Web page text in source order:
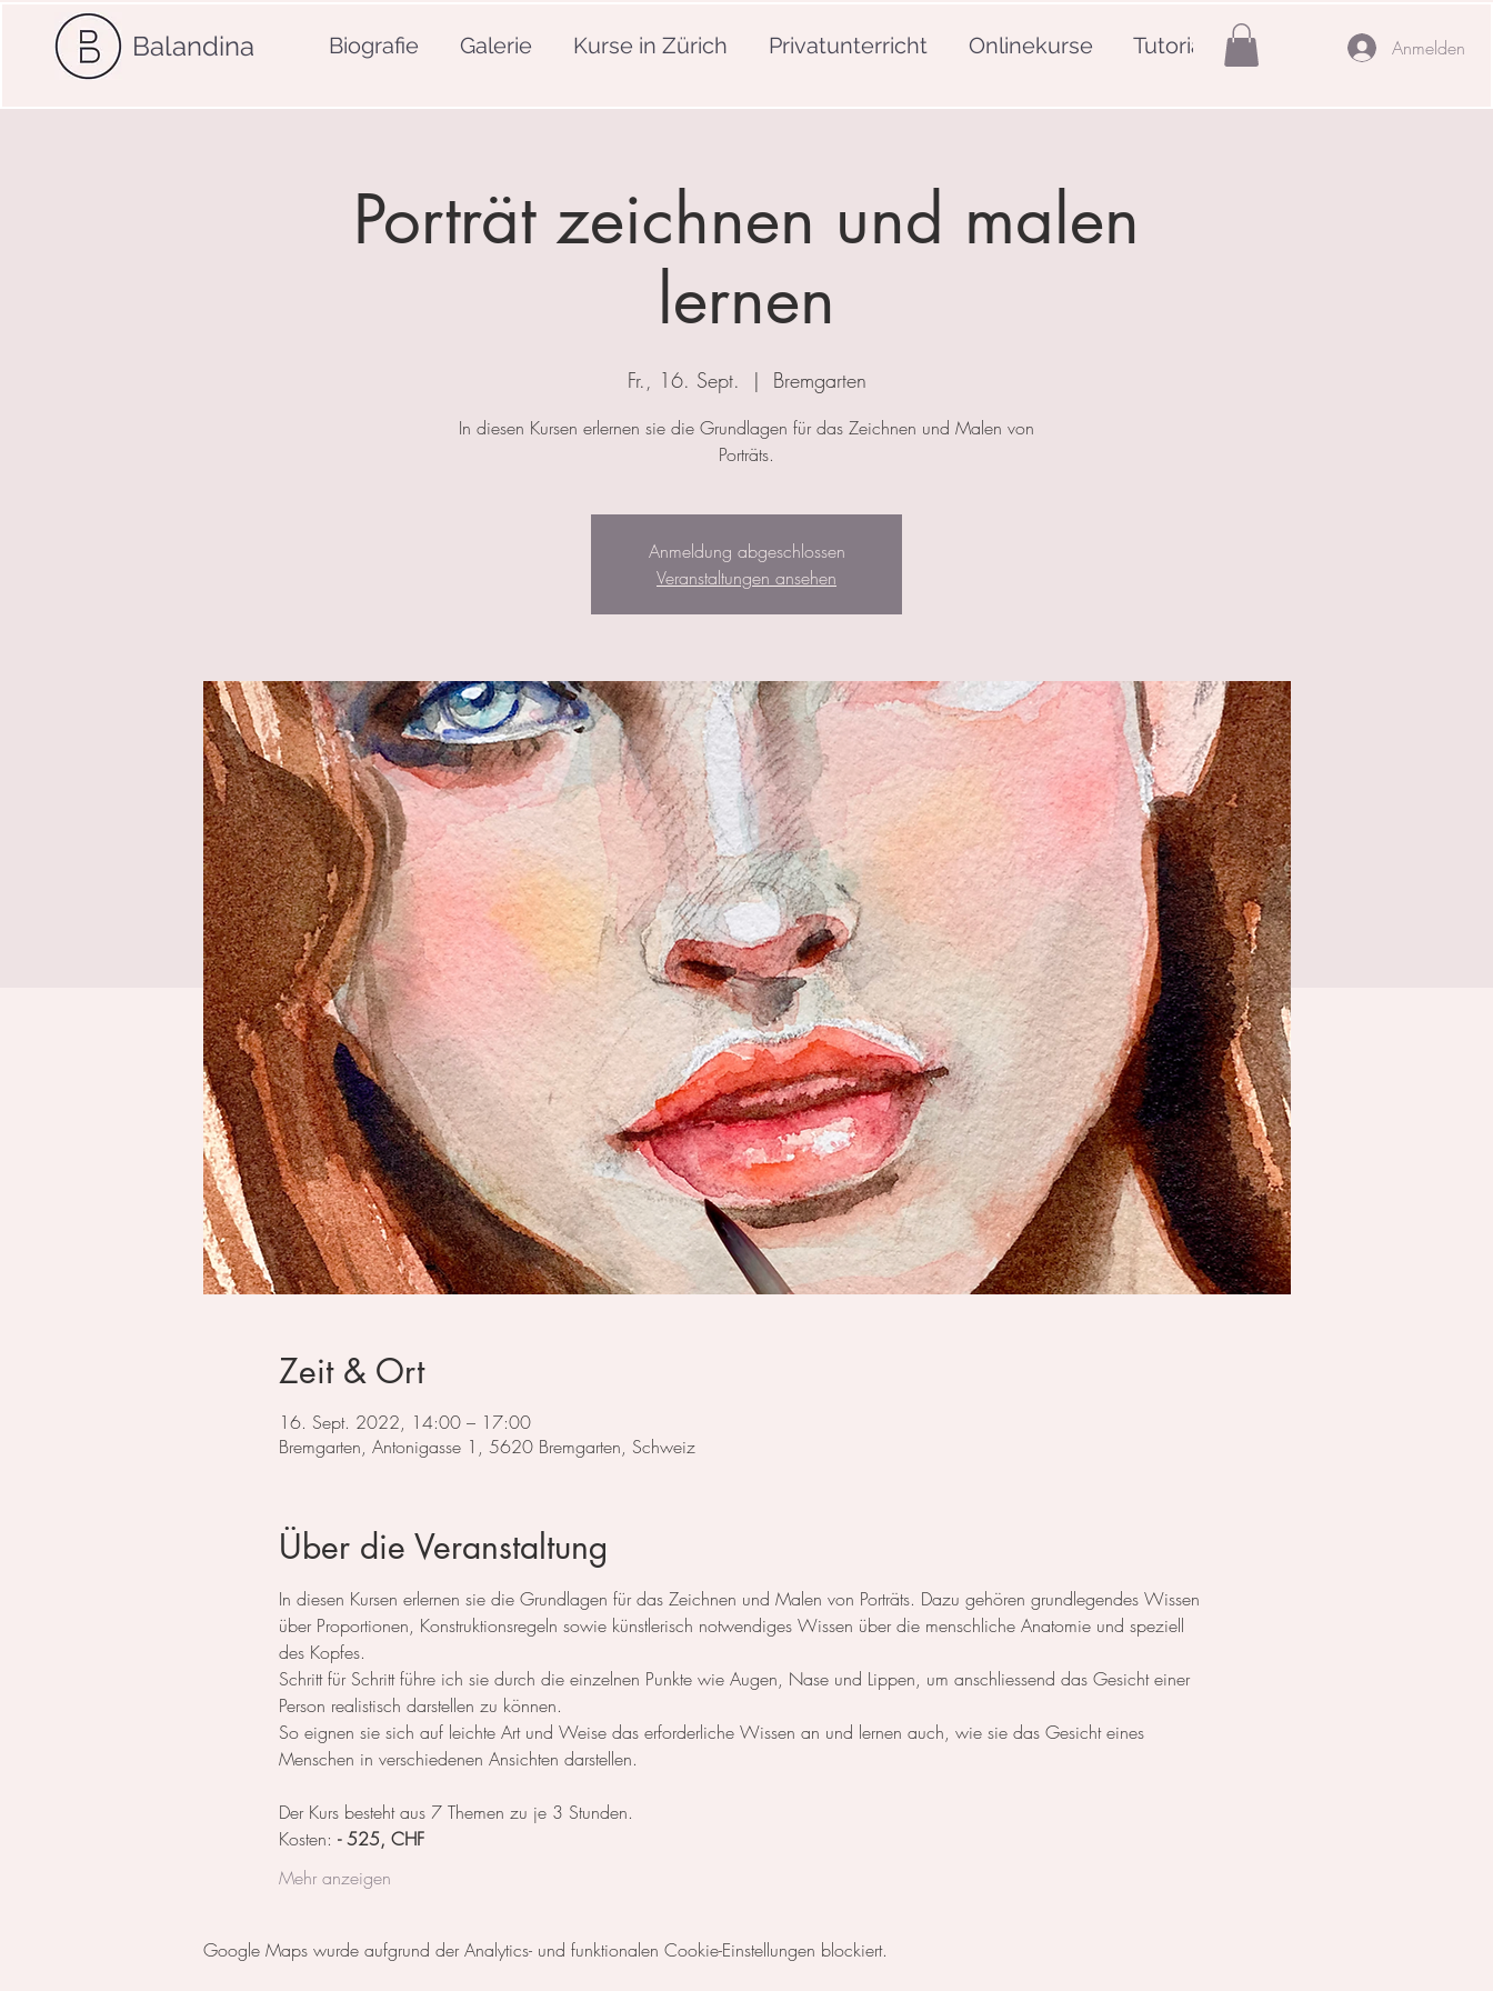
Balandina Biografie Galerie Kurse in Zürich Privatunterricht Onlinekurse Tutorials Anmelden
Porträt zeichnen und malen
lernen
Fr., 16. Sept.
  |
Bremgarten
In diesen Kursen erlernen sie die Grundlagen für das Zeichnen und Malen von
Porträts.
Anmeldung abgeschlossen
Veranstaltungen ansehen
Zeit & Ort
16. Sept. 2022, 14:00 – 17:00
Bremgarten, Antonigasse 1, 5620 Bremgarten, Schweiz
Über die Veranstaltung
In diesen Kursen erlernen sie die Grundlagen für das Zeichnen und Malen von Porträts. Dazu gehören grundlegendes Wissen
über Proportionen, Konstruktionsregeln sowie künstlerisch notwendiges Wissen über die menschliche Anatomie und speziell
des Kopfes.
Schritt für Schritt führe ich sie durch die einzelnen Punkte wie Augen, Nase und Lippen, um anschliessend das Gesicht einer
Person realistisch darstellen zu können.
So eignen sie sich auf leichte Art und Weise das erforderliche Wissen an und lernen auch, wie sie das Gesicht eines
Menschen in verschiedenen Ansichten darstellen.
Der Kurs besteht aus 7 Themen zu je 3 Stunden.
Kosten: - 525, CHF
Mehr anzeigen
Google Maps wurde aufgrund der Analytics- und funktionalen Cookie-Einstellungen blockiert.